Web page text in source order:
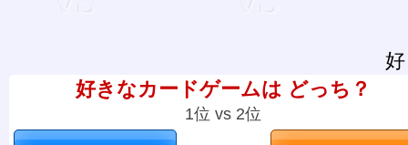
好きなカードゲームは どっち？
1位 vs 2位